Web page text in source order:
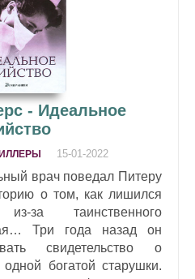
- Идеальное
15-01-2022
врач поведал Питеру
о том, как лишился
за таинственного
Три года назад он
свидетельство о
богатой старушки.